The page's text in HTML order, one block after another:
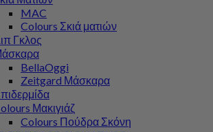
MAC
Colours Σκιά ματιών
Γκλος
BellaOggi
Zeitgard Μάσκαρα
Μακιγιάζ
Colours Πούδρα Σκόνη